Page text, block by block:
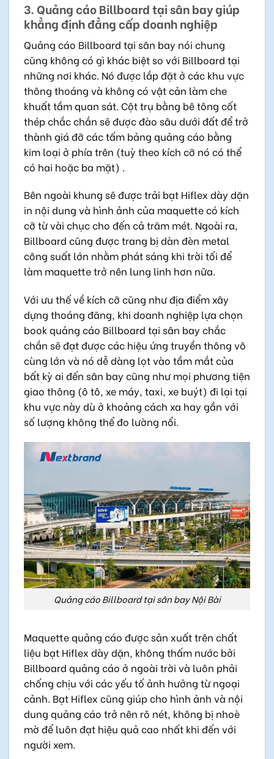
3. Quảng cáo Billboard tại sân bay giúp
khẳng định đẳng cấp doanh nghiệp
Quảng cáo Billboard tại sân bay nói chung
cũng không có gì khác biệt so với Billboard tại
những nơi khác. Nó được lắp đặt ở các khu vực
thông thoáng và không có vật cản làm che
khuất tầm quan sát. Cột trụ bằng bê tông cốt
thép chắc chắn sẽ được đào sâu dưới đất để trở
thành giá đỡ các tấm bảng quảng cáo bằng
kim loại ở phía trên (tuỳ theo kích cỡ nó có thể
có hai hoặc ba mặt) .
Bên ngoài khung sẽ được trải bạt Hiflex dày dặn
in nội dung và hình ảnh của maquette có kích
cỡ từ vài chục cho đến cả trăm mét. Ngoài ra,
Billboard cũng được trang bị dàn đèn metal
công suất lớn nhằm phát sáng khi trời tối để
làm maquette trở nên lung linh hơn nữa.
Với ưu thế về kích cỡ cũng như địa điểm xây
dựng thoáng đãng, khi doanh nghiệp lựa chọn
book quảng cáo Billboard tại sân bay chắc
chắn sẽ đạt được các hiệu ứng truyền thông vô
cùng lớn và nó dễ dàng lọt vào tầm mắt của
bất kỳ ai đến sân bay cũng như mọi phương tiện
giao thông (ô tô, xe máy, taxi, xe buýt) đi lại tại
khu vực này dù ở khoảng cách xa hay gần với
số lượng không thể đo lường nổi.
Quảng cáo Billboard tại sân bay Nội Bài
Maquette quảng cáo được sản xuất trên chất
liệu bạt Hiflex dày dặn, không thấm nước bởi
Billboard quảng cáo ở ngoài trời và luôn phải
chống chịu với các yếu tố ảnh hưởng từ ngoại
cảnh. Bạt Hiflex cũng giúp cho hình ảnh và nội
dung quảng cáo trở nên rõ nét, không bị nhoè
mờ để luôn đạt hiệu quả cao nhất khi đến với
người xem.